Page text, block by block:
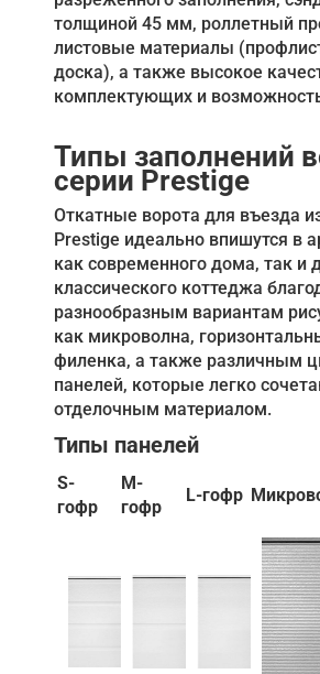
толщиной 45 мм, роллетный
листовые материалы
доска), а также высокое
комплектующих и
Типы заполнений
серии Prestige
Откатные ворота для въезда
Prestige идеально впишутся в
как современного дома, так и
классического коттеджа
разнообразным вариантам
как микроволна,
филенка, а также различным
панелей, которые легко
отделочным материалом.
Типы панелей
S-
гофр
M-
гофр
L-гофр